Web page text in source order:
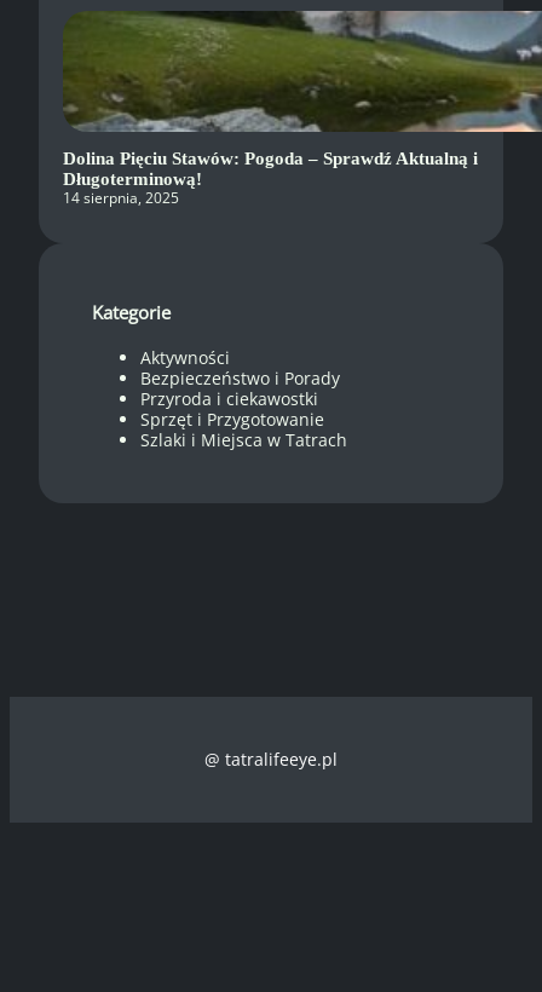
Dolina Pięciu Stawów: Pogoda – Sprawdź Aktualną i
Długoterminową!
14 sierpnia, 2025
Kategorie
Aktywności
Bezpieczeństwo i Porady
Przyroda i ciekawostki
Sprzęt i Przygotowanie
Szlaki i Miejsca w Tatrach
@ tatralifeeye.pl